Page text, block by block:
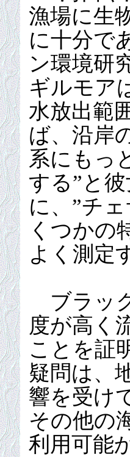
漁場に生
に十分で
ン環境研
ギルモア
水放出範
ば、沿岸
系にもっ
する”と
に、”チ
くつかの
よく測定
ブラッ
度が高く
ことを証
疑問は、
響を受け
その他の
利用可能